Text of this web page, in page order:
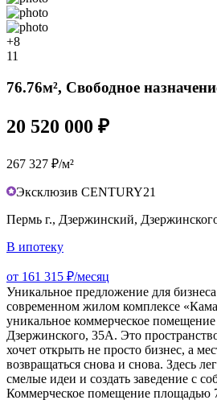
+8
11
76.76м², Свободное
20 520 000 ₽
267 327 ₽/м²
Эксклюзив CENTURY21
Пермь г., Дзержинский,
В ипотеку
от 161 315 ₽/месяц
Уникальное предложение для
современном жилом комплексе
уникальное коммерческое помещение
Дзержинского, 35А. Это
хочет открыть не просто бизнес, а
возвращаться снова и снова. Здесь
смелые идеи и создать заведение с
Коммерческое помещение площадью